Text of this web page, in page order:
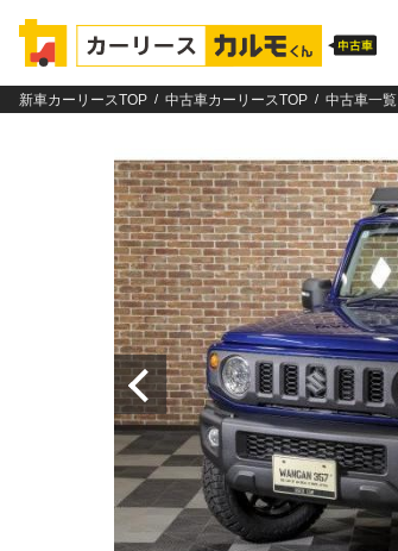
新車カーリースTOP 中古車カーリースTOP 中古車一覧